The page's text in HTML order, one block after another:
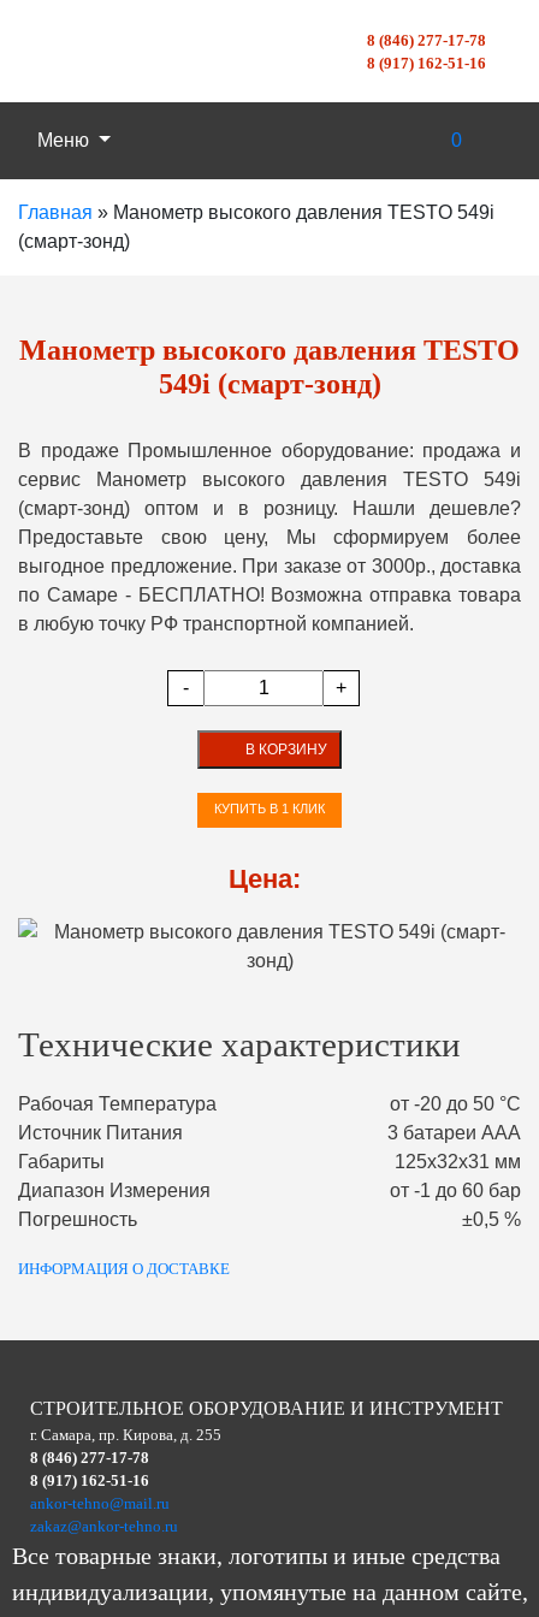
8 (846) 277-17-78
8 (917) 162-51-16
Меню 0
Главная » Манометр высокого давления TESTO 549i
(смарт-зонд)
Манометр высокого давления TESTO
549i (смарт-зонд)
В продаже Промышленное оборудование: продажа и
сервис Манометр высокого давления TESTO 549i
(смарт-зонд) оптом и в розницу. Нашли дешевле?
Предоставьте свою цену, Мы сформируем более
выгодное предложение. При заказе от 3000р., доставка
по Самаре - БЕСПЛАТНО! Возможна отправка товара
в любую точку РФ транспортной компанией.
- +
В КОРЗИНУ
КУПИТЬ В 1 КЛИК
Цена:
Технические характеристики
Рабочая Температура
от -20 до 50 °С
Источник Питания
3 батареи ААA
Габариты
125х32х31 мм
Диапазон Измерения
от -1 до 60 бар
Погрешность
±0,5 %
ИНФОРМАЦИЯ О ДОСТАВКЕ
СТРОИТЕЛЬНОЕ ОБОРУДОВАНИЕ И ИНСТРУМЕНТ
г. Самара, пр. Кирова, д. 255
8 (846) 277-17-78
8 (917) 162-51-16
ankor-tehno@mail.ru
zakaz@ankor-tehno.ru
Все товарные знаки, логотипы и иные средства
индивидуализации, упомянутые на данном сайте,